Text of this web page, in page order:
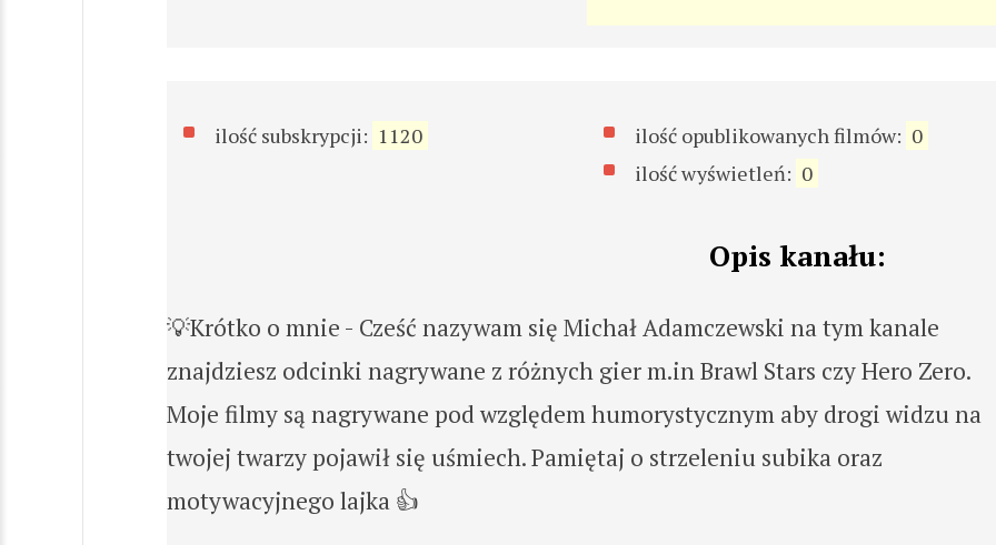
ilość subskrypcji: 1120 ilość opublikowanych filmów: 0
ilość wyświetleń: 0
Opis kanału:
💡Krótko o mnie - Cześć nazywam się Michał Adamczewski na tym kanale
znajdziesz odcinki nagrywane z różnych gier m.in Brawl Stars czy Hero Zero.
Moje filmy są nagrywane pod względem humorystycznym aby drogi widzu na
twojej twarzy pojawił się uśmiech. Pamiętaj o strzeleniu subika oraz
motywacyjnego lajka 👍